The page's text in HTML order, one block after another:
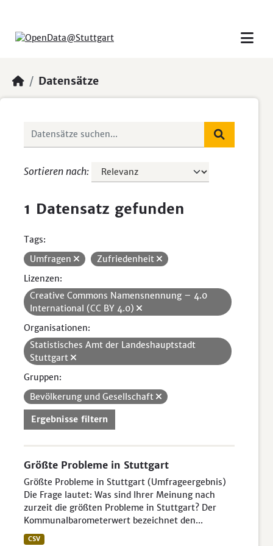
Datensätze
Sortieren nach
1 Datensatz gefunden
Tags:
Umfragen
Zufriedenheit
Lizenzen:
Creative Commons Namensnennung – 4.0
International (CC BY 4.0)
Organisationen:
Statistisches Amt der Landeshauptstadt
Stuttgart
Gruppen:
Bevölkerung und Gesellschaft
Ergebnisse filtern
Größte Probleme in Stuttgart
Größte Probleme in Stuttgart (Umfrageergebnis)
Die Frage lautet: Was sind Ihrer Meinung nach
zurzeit die größten Probleme in Stuttgart? Der
Kommunalbarometerwert bezeichnet den...
CSV